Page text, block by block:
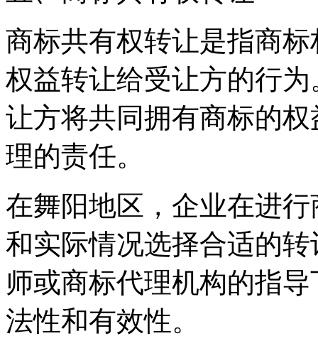
商标共有权转让是指商
权益转让给受让方的行
让方将共同拥有商标的
理的责任。
在舞阳地区，企业在进
和实际情况选择合适的
师或商标代理机构的指
法性和有效性。